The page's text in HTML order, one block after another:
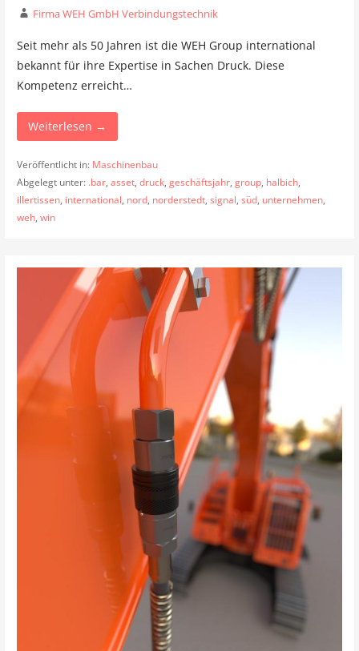
Firma WEH GmbH Verbindungstechnik
Seit mehr als 50 Jahren ist die WEH Group international
bekannt für ihre Expertise in Sachen Druck. Diese
Kompetenz erreicht…
Weiterlesen →
Veröffentlicht in: Maschinenbau
Abgelegt unter: .bar, asset, druck, geschäftsjahr, group, halbich,
illertissen, international, nord, norderstedt, signal, süd, unternehmen,
weh, win